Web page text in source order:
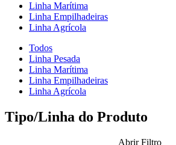
Linha Marítima
Linha Empilhadeiras
Linha Agrícola
Todos
Linha Pesada
Linha Marítima
Linha Empilhadeiras
Linha Agrícola
Tipo/Linha do Produto
Abrir Filtro